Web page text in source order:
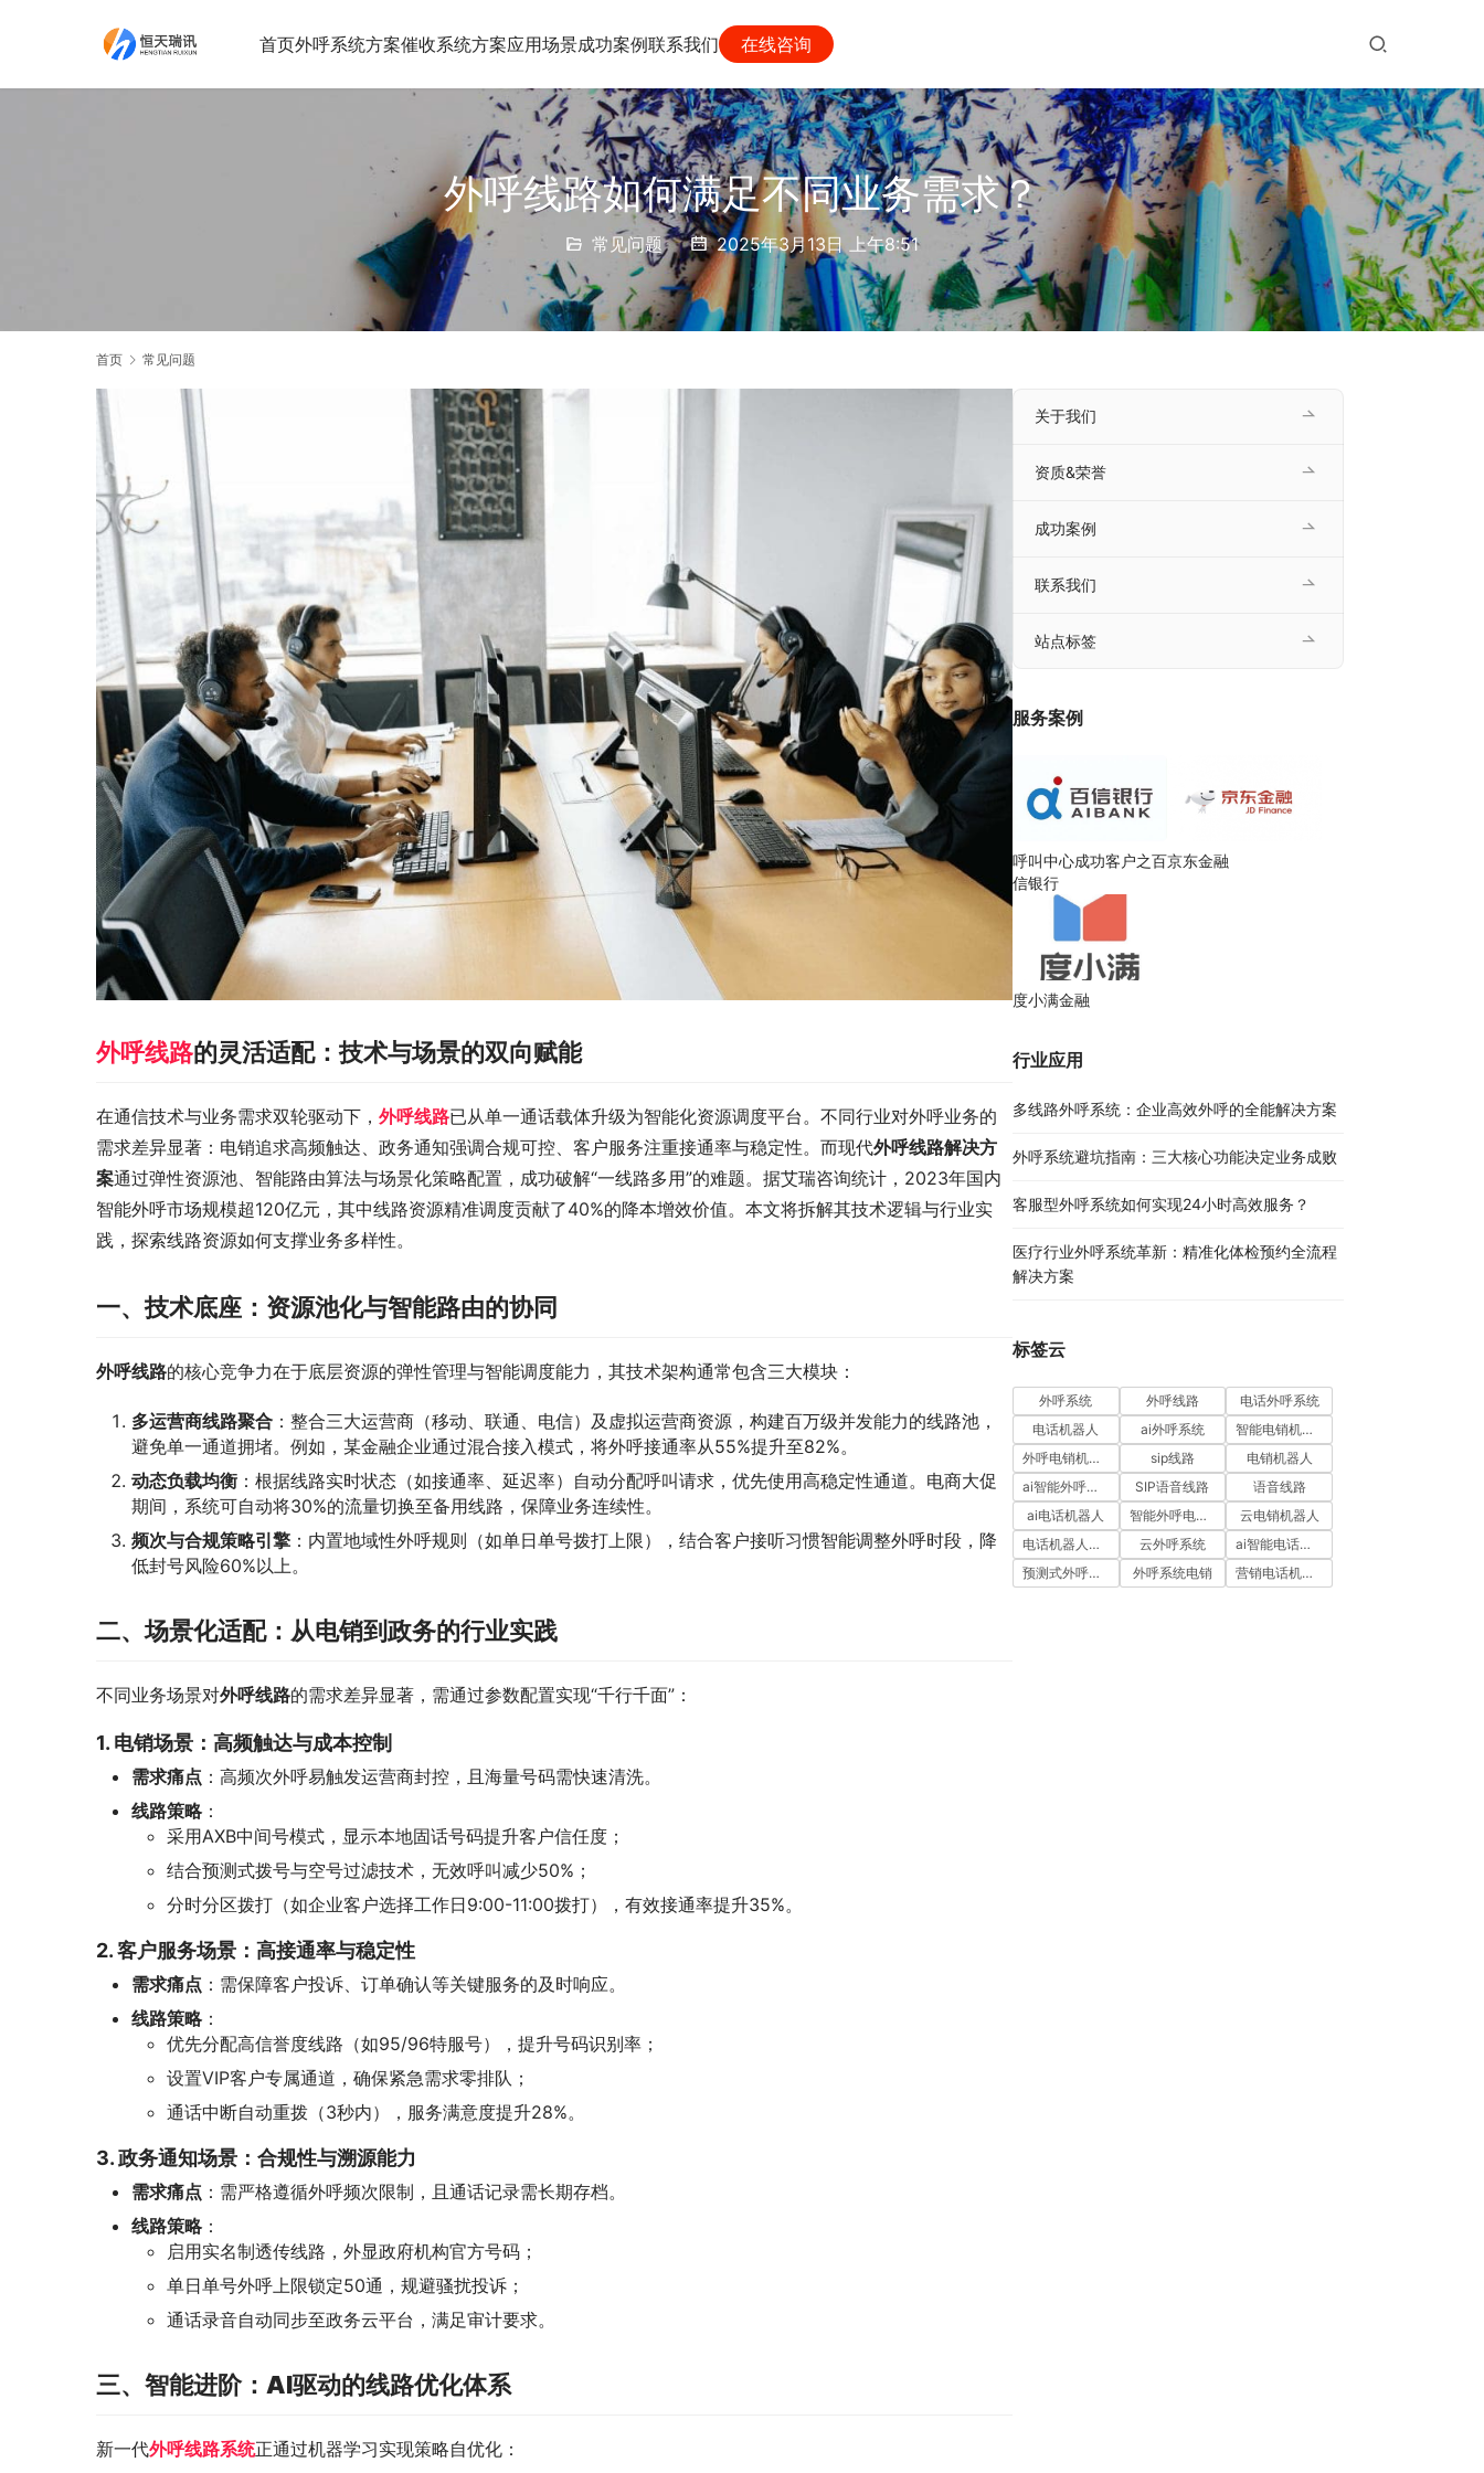
首页外呼系统方案催收系统方案应用场景成功案例联系我们 在线咨询
外呼线路如何满足不同业务需求？
常见问题 2025年3月13日 上午8:51
首页 常见问题
外呼线路的灵活适配：技术与场景的双向赋能
在通信技术与业务需求双轮驱动下，​ 外呼线路已从单一通话载体升级为智能化资源调度平台。不同行业对外呼业务的
需求差异显著：电销追求高频触达、政务通知强调合规可控、客户服务注重接通率与稳定性。而现代外呼线路解决方
案通过弹性资源池、智能路由算法与场景化策略配置，成功破解“一线路多用”的难题。据艾瑞咨询统计，2023年国内
智能外呼市场规模超120亿元，其中线路资源精准调度贡献了40%的降本增效价值。本文将拆解其技术逻辑与行业实
践，探索线路资源如何支撑业务多样性。
一、技术底座：资源池化与智能路由的协同
外呼线路的核心竞争力在于底层资源的弹性管理与智能调度能力，其技术架构通常包含三大模块：
多运营商线路聚合 ：整合三大运营商（移动、联通、电信）及虚拟运营商资源，构建百万级并发能力的线路池，
避免单一通道拥堵。例如，某金融企业通过混合接入模式，将外呼接通率从55%提升至82%。
动态负载均衡 ：根据线路实时状态（如接通率、延迟率）自动分配呼叫请求，优先使用高稳定性通道。电商大促
期间，系统可自动将30%的流量切换至备用线路，保障业务连续性。
频次与合规策略引擎 ：内置地域性外呼规则（如单日单号拨打上限），结合客户接听习惯智能调整外呼时段，降
低封号风险60%以上。
二、场景化适配：从电销到政务的行业实践
不同业务场景对外呼线路的需求差异显著，需通过参数配置实现“千行千面”：
1. 电销场景：高频触达与成本控制
需求痛点 ：高频次外呼易触发运营商封控，且海量号码需快速清洗。
线路策略：
采用AXB中间号模式，显示本地固话号码提升客户信任度；
结合预测式拨号与空号过滤技术，无效呼叫减少50%；
分时分区拨打（如企业客户选择工作日9:00-11:00拨打），有效接通率提升35%。
2. 客户服务场景：高接通率与稳定性
需求痛点 ：需保障客户投诉、订单确认等关键服务的及时响应。
线路策略：
优先分配高信誉度线路（如95/96特服号），提升号码识别率；
设置VIP客户专属通道，确保紧急需求零排队；
通话中断自动重拨（3秒内），服务满意度提升28%。
3. 政务通知场景：合规性与溯源能力
需求痛点 ：需严格遵循外呼频次限制，且通话记录需长期存档。
线路策略：
启用实名制透传线路，外显政府机构官方号码；
单日单号外呼上限锁定50通，规避骚扰投诉；
通话录音自动同步至政务云平台，满足审计要求。
三、智能进阶：AI驱动的线路优化体系
新一代外呼线路系统正通过机器学习实现策略自优化：
关于我们
资质&荣誉
成功案例
联系我们
站点标签
服务案例
呼叫中心成功客户之百
信银行
京东金融
度小满金融
行业应用
多线路外呼系统：企业高效外呼的全能解决方案​
外呼系统避坑指南：三大核心功能决定业务成败​
客服型外呼系统如何实现24小时高效服务？
医疗行业外呼系统革新：精准化体检预约全流程
解决方案​
标签云
外呼系统 外呼线路
电话外呼系统
电话机器人
ai外呼系统
智能电销机器人
外呼电销机器人
sip线路
电销机器人
ai智能外呼系统
SIP语音线路
语音线路
ai电话机器人
智能外呼电销机器人
云电销机器人
电话机器人外呼
云外呼系统
ai智能电话机器人
预测式外呼系统
外呼系统电销 营销电话机器人